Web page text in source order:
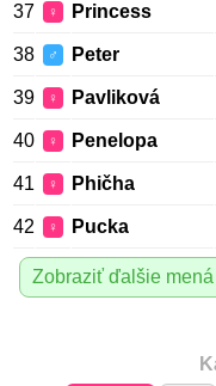
37 ♀ Princess
38 ♂ Peter
39 ♀ Pavliková
40 ♀ Penelopa
41 ♀ Phičha
42 ♀ Pucka
Zobraziť ďalšie mená